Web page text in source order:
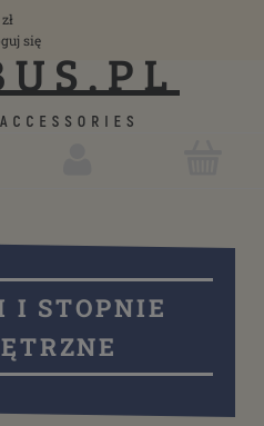
się
I STOPNIE